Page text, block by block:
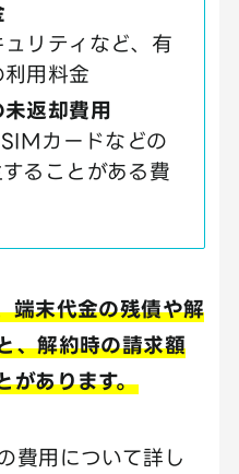
リティなど、有
用料金
返却費用
カードなどの
ることがある費
端末代金の残債や解
、解約時の請求額
があります。
費用について詳し